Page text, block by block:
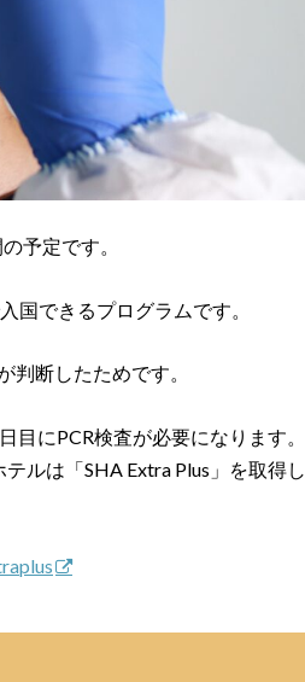
予定です。
国できるプログラムです。
判断したためです。
にPCR検査が必要になります。
ルは「SHA Extra Plus」を取得し